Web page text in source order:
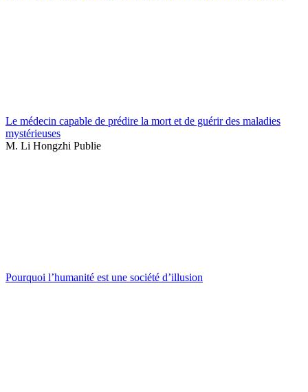
Le médecin capable de prédire la mort et de guérir des maladies
mystérieuses
M. Li Hongzhi Publie
Pourquoi l’humanité est une société d’illusion